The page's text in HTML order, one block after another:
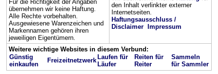
Für die Richtigkeit der Angaben
übernehmen wir keine Haftung.
Alle Rechte vorbehalten.
Ausgewiesene Warenzeichen und
Markennamen gehören ihren
jeweiligen Eigentümern.
den Inhalt verlinkter externer
Internetseiten.
Haftungsausschluss /
Disclaimer
Impressum
Weitere wichtige Websites in diesem Verbund:
Günstig
einkaufen
Freizeitnetzwerk Laufen für
Läufer
Reiten für
Reiter
Sammeln
für Sammler